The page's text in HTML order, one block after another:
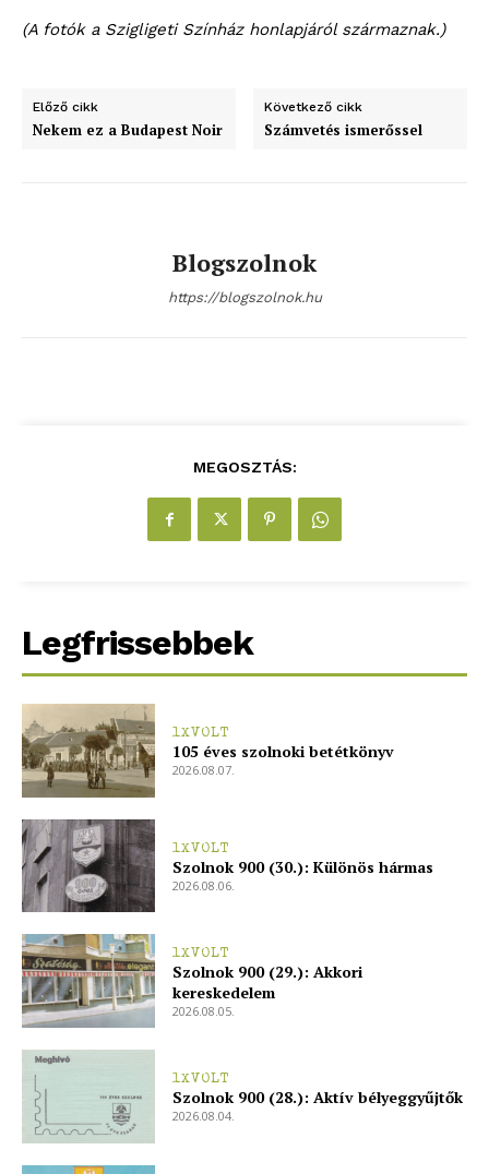
(A fotók a Szigligeti Színház honlapjáról származnak.)
Előző cikk
Nekem ez a Budapest Noir
Következő cikk
Számvetés ismerőssel
Blogszolnok
https://blogszolnok.hu
MEGOSZTÁS:
Legfrissebbek
1XVOLT
105 éves szolnoki betétkönyv
2026.08.07.
1XVOLT
Szolnok 900 (30.): Különös hármas
2026.08.06.
1XVOLT
Szolnok 900 (29.): Akkori
kereskedelem
2026.08.05.
1XVOLT
Szolnok 900 (28.): Aktív bélyeggyűjtők
2026.08.04.